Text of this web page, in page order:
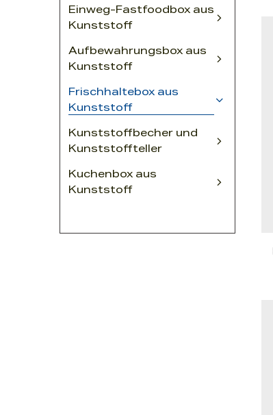
OEM & ODM
SERVICE
Einweg-Fastfoodbox aus
Kunststoff
Aufbewahrungsbox aus
Kunststoff
Frischhaltebox aus
Kunststoff
Kunststoffbecher und
Kunststoffteller
Kuchenbox aus
Kunststoff